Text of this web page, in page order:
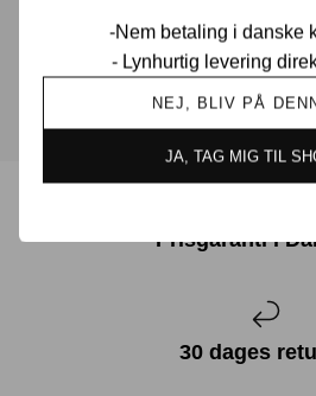
-Nem betaling i danske
- Lynhurtig levering
NEJ, BLIV PÅ
JA, TAG MIG TIL
KONTAKT
Prisgaranti i
30 dages